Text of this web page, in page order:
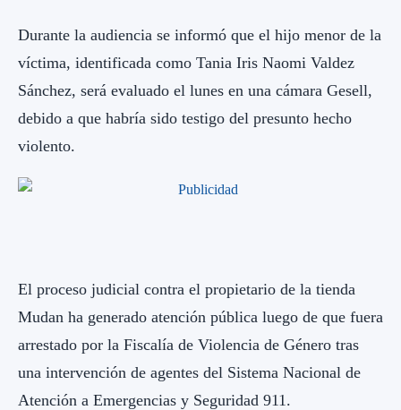
Durante la audiencia se informó que el hijo menor de la
víctima, identificada como Tania Iris Naomi Valdez
Sánchez, será evaluado el lunes en una cámara Gesell,
debido a que habría sido testigo del presunto hecho
violento.
El proceso judicial contra el propietario de la tienda
Mudan ha generado atención pública luego de que fuera
arrestado por la Fiscalía de Violencia de Género tras
una intervención de agentes del Sistema Nacional de
Atención a Emergencias y Seguridad 911.